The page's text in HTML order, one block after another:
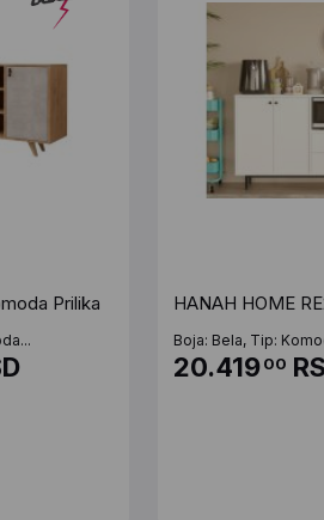
Prilika HANAH HOME
Boja: Bela, Tip:
20.41900